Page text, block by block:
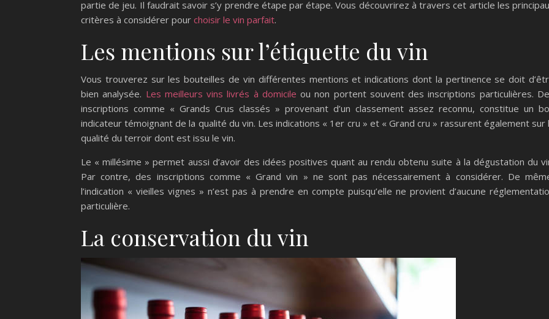
partie de jeu. Il faudrait savoir s’y prendre étape par étape. Vous découvrirez à travers cet article les
critères à considérer pour choisir le vin parfait.
Les mentions sur l’étiquette du vin
Vous trouverez sur les bouteilles de vin différentes mentions et indications dont la pertinence se doit
bien analysée. Les meilleurs vins livrés à domicile ou non portent souvent des inscriptions particulières.
inscriptions comme « Grands Crus classés » provenant d’un classement assez reconnu, constitue un
indicateur témoignant de la qualité du vin. Les indications « 1er cru » et « Grand cru » rassurent également sur
qualité du terroir dont est issu le vin.
Le « millésime » permet aussi d’avoir des idées positives quant au rendu obtenu suite à la dégustation du
Par contre, des inscriptions comme « Grand vin » ne sont pas nécessairement à considérer. De
l’indication « vieilles vignes » n’est pas à prendre en compte puisqu’elle ne provient d’aucune
particulière.
La conservation du vin